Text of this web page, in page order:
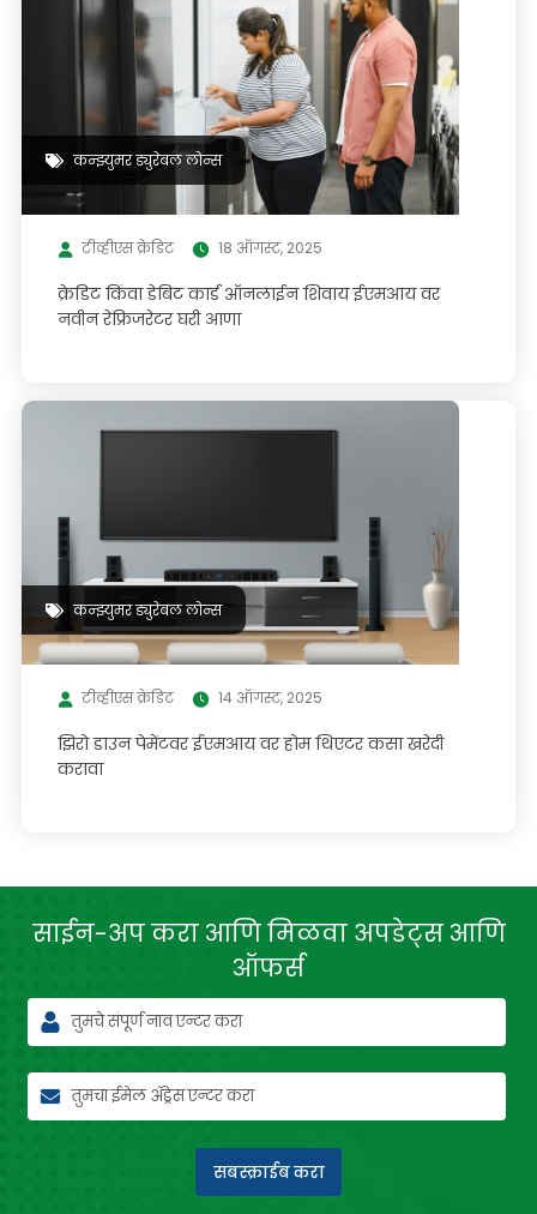
कन्झ्युमर ड्युरेबल लोन्स
टीव्हीएस क्रेडिट 18 ऑगस्ट, 2025
क्रेडिट किंवा डेबिट कार्ड ऑनलाईन शिवाय ईएमआय वर
नवीन रेफ्रिजरेटर घरी आणा
कन्झ्युमर ड्युरेबल लोन्स
टीव्हीएस क्रेडिट 14 ऑगस्ट, 2025
झिरो डाउन पेमेंटवर ईएमआय वर होम थिएटर कसा खरेदी
करावा
साईन-अप करा आणि मिळवा अपडेट्स आणि
ऑफर्स
सबस्क्राईब करा